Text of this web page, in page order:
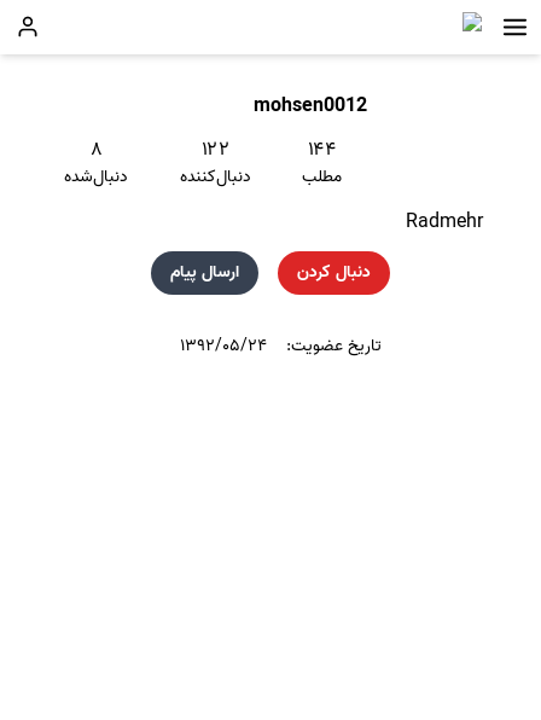
mohsen0012
۱۴۴
مطلب
۱۲۲
دنبال‌کننده
۸
دنبال‌شده
Radmehr
دنبال کردن ارسال پیام
تاریخ عضویت: ۱۳۹۲/۰۵/۲۴